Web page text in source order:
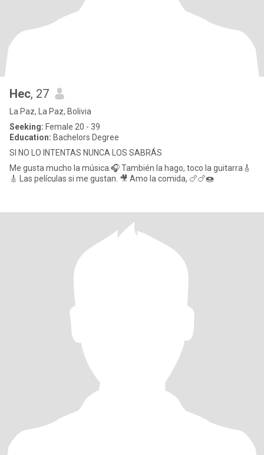
Hec, 27
La Paz, La Paz, Bolivia
Seeking: Female 20 - 39
Education: Bachelors Degree
SI NO LO INTENTAS NUNCA LOS SABRÁS
Me gusta mucho la música.🎧 También la hago, toco la guitarra🎸
🎸 Las películas si me gustan. 🎥 Amo la comida, 🍗🍗🍩